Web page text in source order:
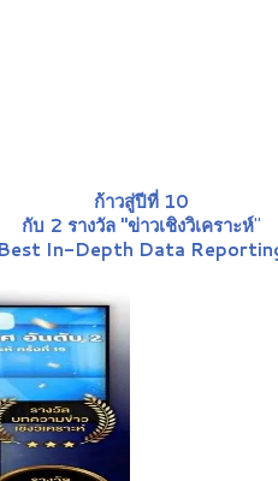
ก้าวสู่ปีที่ 10
กับ 2 รางวัล "ข่าวเชิงวิเคราะห์"
Best In-Depth Data